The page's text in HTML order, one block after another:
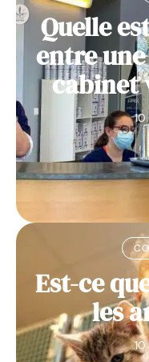
Quelle
entre
cabinet
Est-ce
les